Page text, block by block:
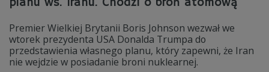
Premier Wielkiej Brytanii Boris Johnson wezwał we
wtorek prezydenta USA Donalda Trumpa do
przedstawienia własnego planu, który zapewni, że Iran
nie wejdzie w posiadanie broni nuklearnej.